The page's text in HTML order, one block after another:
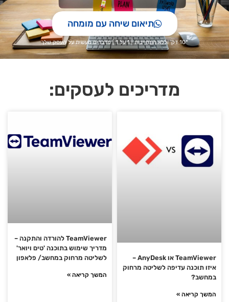
תיאום שיחה עם מומחה
*10 דק' וללא התחייבות | 1 על 1 | מדברים מעשית על העסק שלך
מדריכים לעסקים:
TeamViewer או AnyDesk –
איזו תוכנה עדיפה לשליטה מרחוק
במחשב?
המשך קריאה »
TeamViewer להורדה והתקנה –
מדריך שימוש בתוכנה 'טים ויואר'
לשליטה מרחוק במחשב/ פלאפון
המשך קריאה »